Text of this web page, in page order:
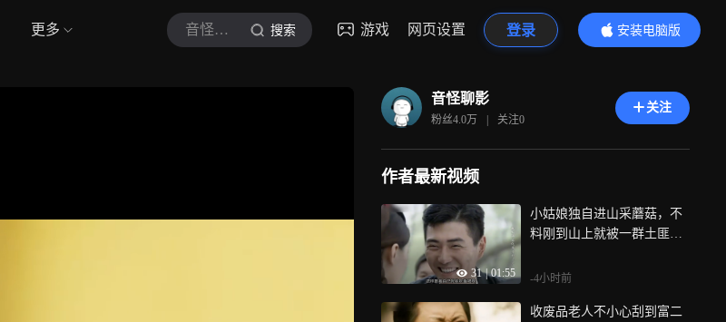
更多 音怪聊影 搜索 游戏 网页设置 登录
安装电脑版
内容更精彩
音怪聊影
粉丝4.0万 | 关注0
关注
作者最新视频
31 | 01:55
小姑娘独自进山采蘑菇，不
料刚到山上就被一群土匪给
-4小时前
收废品老人不小心刮到富二